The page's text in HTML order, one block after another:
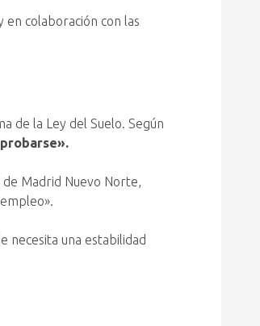
en colaboración con las
de la Ley del Suelo. Según
Madrid Nuevo Norte,
necesita una estabilidad